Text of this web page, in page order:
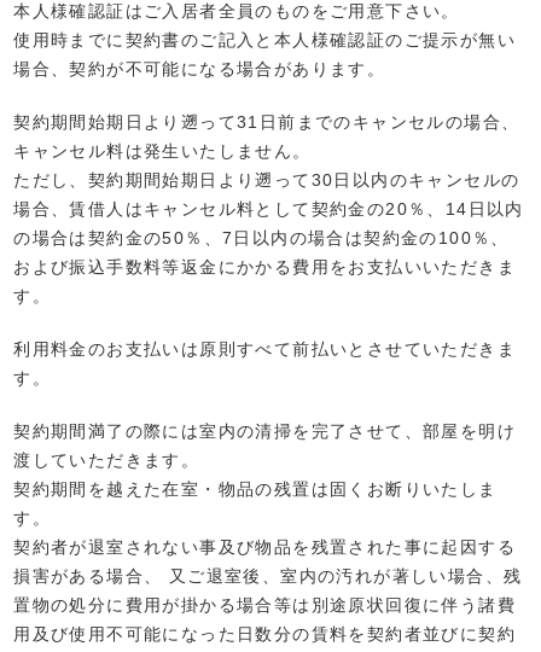
本人様確認証はご入居者全員のものをご用意下さい。
使用時までに契約書のご記入と本人様確認証のご提示が無い
場合、契約が不可能になる場合があります。
契約期間始期日より遡って31日前までのキャンセルの場合、
キャンセル料は発生いたしません。
ただし、契約期間始期日より遡って30日以内のキャンセルの
場合、賃借人はキャンセル料として契約金の20％、14日以内
の場合は契約金の50％、7日以内の場合は契約金の100％、
および振込手数料等返金にかかる費用をお支払いいただきま
す。
利用料金のお支払いは原則すべて前払いとさせていただきま
す。
契約期間満了の際には室内の清掃を完了させて、部屋を明け
渡していただきます。
契約期間を越えた在室・物品の残置は固くお断りいたしま
す。
契約者が退室されない事及び物品を残置された事に起因する
損害がある場合、 又ご退室後、室内の汚れが著しい場合、残
置物の処分に費用が掛かる場合等は別途原状回復に伴う諸費
用及び使用不可能になった日数分の賃料を契約者並びに契約